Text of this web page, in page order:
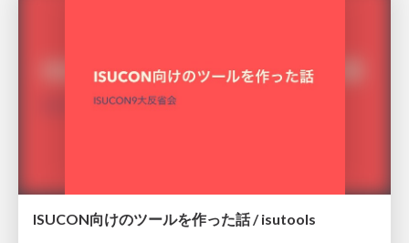
ISUCON向けのツールを作った話 / isutools